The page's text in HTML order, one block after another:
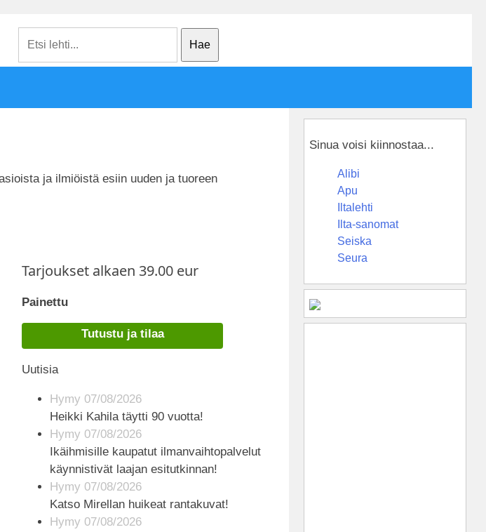
ja ilmiöistä esiin uuden ja tuoreen
Tarjoukset alkaen 39.00 eur
Painettu
Tutustu ja tilaa
Uutisia
Hymy 07/08/2026
Heikki Kahila täytti 90 vuotta!
Hymy 07/08/2026
Ikäihmisille kaupatut ilmanvaihtopalvelut
käynnistivät laajan esitutkinnan!
Hymy 07/08/2026
Katso Mirellan huikeat rantakuvat!
Hymy 07/08/2026
Sinua voisi kiinnostaa...
Alibi
Apu
Iltalehti
Ilta-sanomat
Seiska
Seura